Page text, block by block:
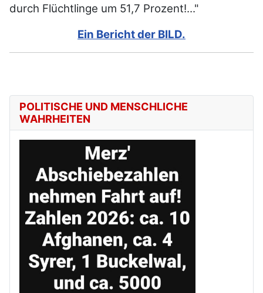
durch Flüchtlinge um 51,7 Prozent!..."
Ein Bericht der BILD.
POLITISCHE UND MENSCHLICHE
WAHRHEITEN